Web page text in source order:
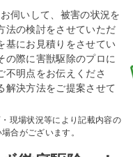
伺いして、被害の状況を
法の検討をさせていただ
基にお見積りをさせてい
の際に害獣駆除のプロに
不明点をお伝えくださ
解決方法をご提案させて
現場状況等により記載内容の
合がございます。